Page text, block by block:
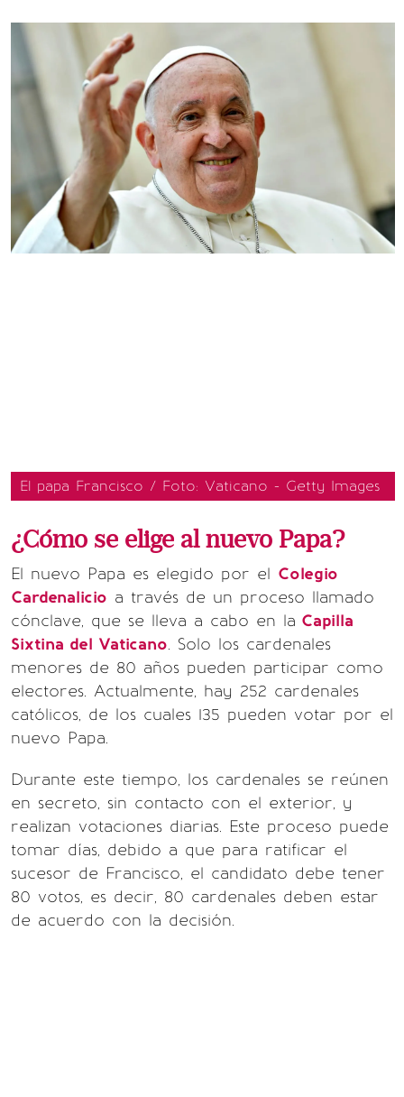
El papa Francisco / Foto: Vaticano - Getty Images
¿Cómo se elige al nuevo Papa?
​El nuevo Papa es elegido por el Colegio
Cardenalicio a través de un proceso llamado
cónclave, que se lleva a cabo en la Capilla
Sixtina del Vaticano. Solo los cardenales
menores de 80 años pueden participar como
electores. Actualmente, hay 252 cardenales
católicos, de los cuales 135 pueden votar por el
nuevo Papa.
Durante este tiempo, los cardenales se reúnen
en secreto, sin contacto con el exterior, y
realizan votaciones diarias. Este proceso puede
tomar días, debido a que para ratificar el
sucesor de Francisco, el candidato debe tener
80 votos, es decir, 80 cardenales deben estar
de acuerdo con la decisión.